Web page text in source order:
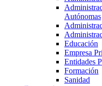
Autónomas
Educación
Empresa
Entidades
Formación
Sanidad